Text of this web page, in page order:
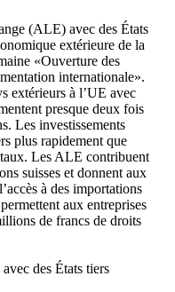
(ALE) avec des États
extérieure de la
«Ouverture des
internationale».
extérieurs à l’UE avec
presque deux fois
Les investissements
plus rapidement que
Les ALE contribuent
suisses et donnent aux
à des importations
aux entreprises
de francs de droits
des États tiers